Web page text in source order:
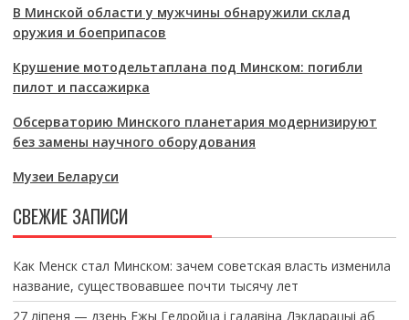
В Минской области у мужчины обнаружили склад
оружия и боеприпасов
Крушение мотодельтаплана под Минском: погибли
пилот и пассажирка
Обсерваторию Минского планетария модернизируют
без замены научного оборудования
Музеи Беларуси
СВЕЖИЕ ЗАПИСИ
Как Менск стал Минском: зачем советская власть изменила
название, существовавшее почти тысячу лет
27 ліпеня — дзень Ежы Гедройца і гадавіна Дэкларацыі аб